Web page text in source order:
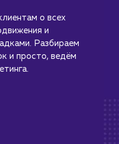
о всех
и
Разбираем
и просто, ведём